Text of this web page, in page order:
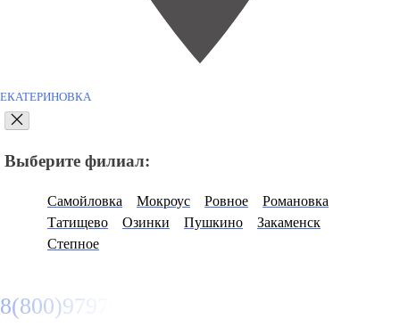
ЕКАТЕРИНОВКА
Выберите филиал:
Самойловка Мокроус Ровное
Романовка
Татищево
Озинки Пушкино
Закаменск
Степное
8(800)9797043